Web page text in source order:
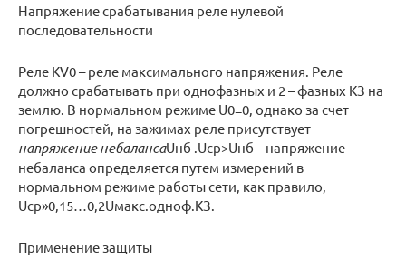
Напряжение срабатывания реле нулевой
последовательности
Реле KV0 – реле максимального напряжения. Реле
должно срабатывать при однофазных и 2 – фазных КЗ на
землю. В нормальном режиме U0=0, однако за счет
погрешностей, на зажимах реле присутствует
напряжение небалансаUнб .Uср>Uнб – напряжение
небаланса определяется путем измерений в
нормальном режиме работы сети, как правило,
Uср»0,15…0,2Uмакс.одноф.КЗ.
Применение защиты